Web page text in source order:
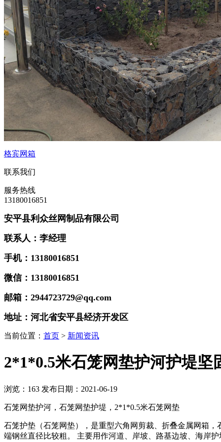
格宾网箱
联系我们
服务热线
13180016851
安平县利众丝网制品有限公司
联系人：李经理
手机：13180016851
微信：13180016851
邮箱：2944723729@qq.com
地址：河北省安平县经济开发区
当前位置： 首页 > 新闻资讯
2*1*0.5米石笼网垫护河护堤坚
浏览： 163 发布日期：2021-06-19
石笼网垫护河，石笼网垫护堤，2*1*0.5米石笼网垫
石笼护垫（石笼网垫），是重型六角网剪裁、折叠金属网箱，
端钢丝直径比较粗。
主要用作河道、岸坡、路基边坡、海岸